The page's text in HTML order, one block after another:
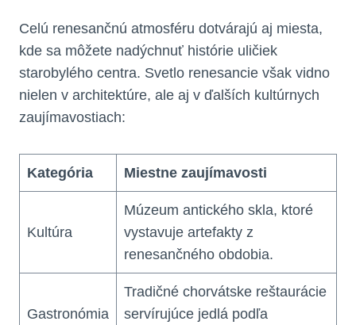
Celú renesančnú atmosféru dotvárajú aj miesta,
kde sa môžete nadýchnuť histórie uličiek
starobylého centra. Svetlo renesancie však vidno
nielen v architektúre, ale aj v ďalších kultúrnych
zaujímavostiach:
Kategória Miestne zaujímavosti
Kultúra
Múzeum antického skla, ktoré
vystavuje artefakty z
renesančného obdobia.
Gastronómia
Tradičné chorvátske reštaurácie
servírujúce jedlá podľa